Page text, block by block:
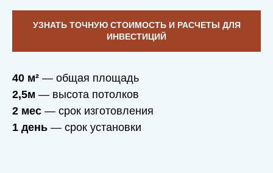
УЗНАТЬ ТОЧНУЮ СТОИМОСТЬ И РАСЧЕТЫ ДЛЯ
ИНВЕСТИЦИЙ
40 м² — общая площадь
2,5м — высота потолков
2 мес — срок изготовления
1 день — срок установки